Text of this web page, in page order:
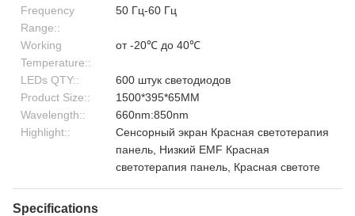
Frequency
Range::
50 Гц-60 Гц
Working
Temperature::
от -20℃ до 40℃
LEDs QTY::
600 штук светодиодов
Product Size::
1500*395*65MM
Wavelength::
660nm:850nm
Highlight::
Сенсорный экран Красная светотерапия
панель, Низкий EMF Красная
светотерапия панель, Красная светоте
Specifications